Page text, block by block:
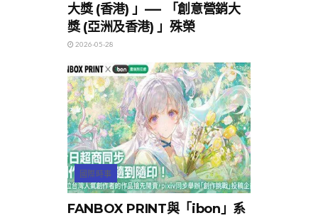
大獎 (香港) 」—- 「創意營銷大
獎 (亞洲及香港) 」殊榮
2026-05-28
國際時事
FANBOX PRINT與「ibon」系